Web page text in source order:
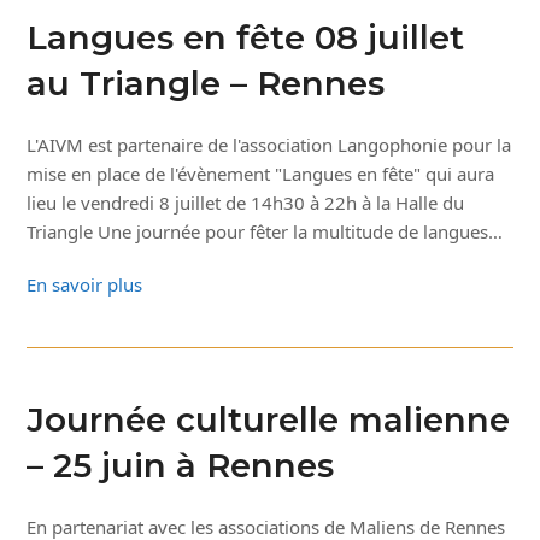
Langues en fête 08 juillet
au Triangle – Rennes
L'AIVM est partenaire de l'association Langophonie pour la
mise en place de l'évènement "Langues en fête" qui aura
lieu le vendredi 8 juillet de 14h30 à 22h à la Halle du
Triangle Une journée pour fêter la multitude de langues…
En savoir plus
Journée culturelle malienne
– 25 juin à Rennes
En partenariat avec les associations de Maliens de Rennes